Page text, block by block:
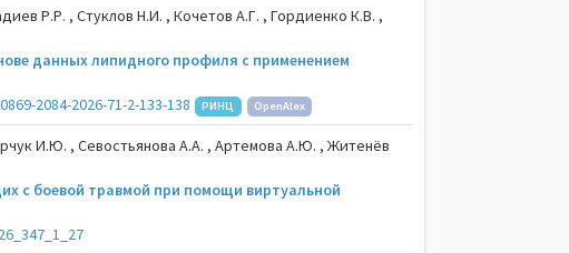
Р.Р. , Стуклов Н.И. , Кочетов А.Г. , Гордиенко К.В. ,
данных липидного профиля с применением
2084-2026-71-2-133-138 РИНЦ OpenAlex
И.Ю. , Севостьянова А.А. , Артемова А.Ю. , Житенёв
с боевой травмой при помощи виртуальной